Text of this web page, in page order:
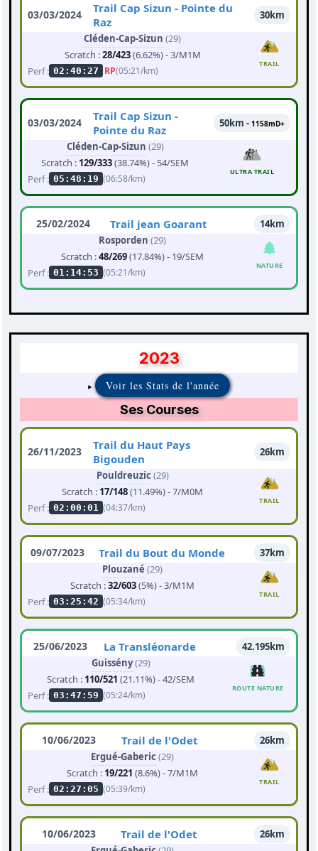
03/03/2024
Trail Cap Sizun - Pointe du
Raz
30km
Cléden-Cap-Sizun (29)
Scratch :28/423(6.62%) - 3/M1M
Perf : 02:40:27 RP(05:21/km)
TRAIL
03/03/2024
Trail Cap Sizun -
Pointe du Raz
50km - 1158mD+
Cléden-Cap-Sizun (29)
Scratch : 129/333(38.74%) - 54/SEM
Perf : 05:48:19 (06:58/km)
ULTRA TRAIL
25/02/2024 Trail jean Goarant
14km
Rosporden (29)
Scratch :48/269(17.84%) - 19/SEM
Perf : 01:14:53 (05:21/km)
NATURE
2023
Voir les Stats de l'année
Ses Courses
26/11/2023
Trail du Haut Pays
Bigouden
26km
Pouldreuzic (29)
Scratch : 17/148(11.49%) - 7/M0M
Perf : 02:00:01 (04:37/km)
TRAIL
09/07/2023 Trail du Bout du Monde
37km
Plouzané (29)
Scratch :32/603(5%) - 3/M1M
Perf : 03:25:42 (05:34/km)
TRAIL
25/06/2023 La Transléonarde
42.195km
Guissény(29)
Scratch : 110/521 (21.11%) - 42/SEM
Perf : 03:47:59 (05:24/km)
ROUTE NATURE
10/06/2023 Trail de l'Odet
26km
Ergué-Gaberic (29)
Scratch : 19/221 (8.6%) - 7/M1M
Perf : 02:27:05 (05:39/km)
TRAIL
10/06/2023 Trail de l'Odet
26km